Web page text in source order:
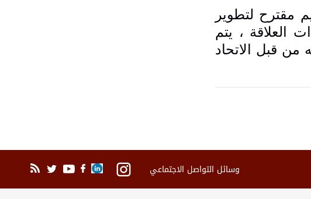
مقترح لتطوير
العلاقة ، يتم
من قبل الاتحاد
وسائل التواصل الاجتماعي